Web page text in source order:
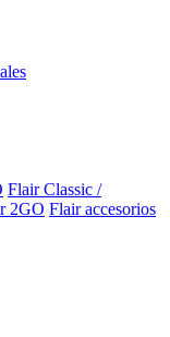
Flair Classic /
2GO Flair accesorios